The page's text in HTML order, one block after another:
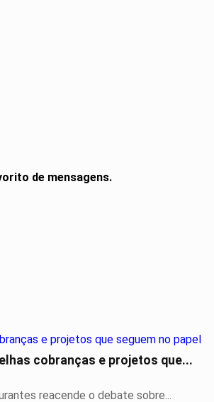
de mensagens.
cobranças e projetos que...
reacende o debate sobre...